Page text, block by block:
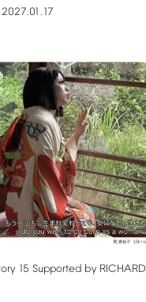
2027.01.17
15 Supported by RICHARD